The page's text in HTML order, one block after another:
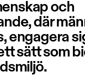
och
där
engagera
sätt som